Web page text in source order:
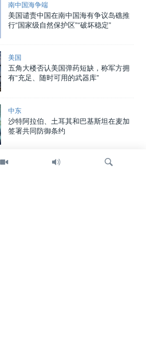
南中国海争端
美国谴责中国在南中国海有争议岛礁推
行“国家级自然保护区”“破坏稳定”
美国
五角大楼否认美国弹药短缺，称军方拥
有“充足、随时可用的武器库”
中东
沙特阿拉伯、土耳其和巴基斯坦在麦加
签署共同防御条约